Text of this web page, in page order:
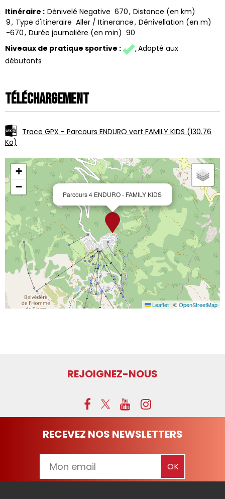
Itinéraire : Dénivelé Negative 670 Distance (en km)
9 Type d'itineraire Aller / Itinerance Dénivellation (en m)
-670 Durée journalière (en min) 90
Niveaux de pratique sportive :
Adapté aux
débutants
Téléchargement
Trace GPX - Parcours ENDURO vert FAMILY KIDS (130.76
Ko)
Parcours 4 ENDURO - FAMILY KIDS
+
−
Leaflet | ©OpenStreetMap
REJOIGNEZ-NOUS
RECEVEZ NOS NEWSLETTERS